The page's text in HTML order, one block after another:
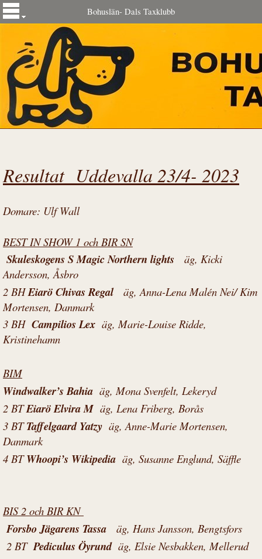
Bohuslän- Dals Taxklubb
Resultat Uddevalla 23/4- 2023
Domare: Ulf Wall
BEST IN SHOW 1 och BIR SN
Skuleskogens S Magic Northern lights
äg, Kicki
Andersson, Åsbro
2 BHEiarö Chivas Regal
äg, Anna-Lena Malén Nei/ Kim
Mortensen, Danmark
3 BH Campilios Lex äg, Marie-Louise Ridde,
Kristinehamn
BIM
Windwalker’s Bahia äg, Mona Svenfelt, Lekeryd
2 BTEiarö Elvira M äg, Lena Friberg, Borås
3 BTTaffelgaard Yatzy äg, Anne-Marie Mortensen,
Danmark
4 BTWhoopi’s Wikipedia äg, Susanne Englund, Säffle
BIS 2 och BIR KN
Forsbo Jägarens Tassa äg, Hans Jansson, Bengtsfors
2 BT Pediculus Öyrundäg, Elsie Nesbakken, Mellerud